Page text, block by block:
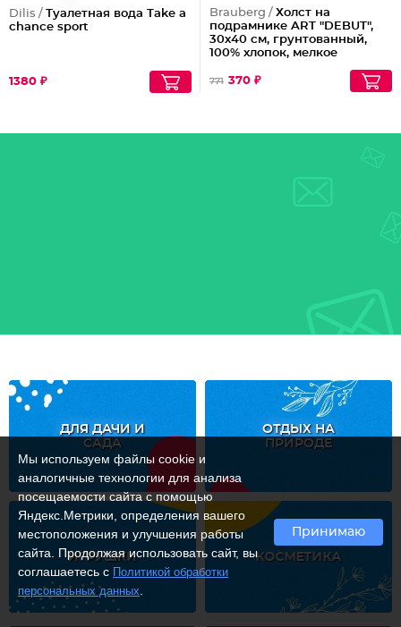
Dilis / Туалетная вода Take a
chance sport
1380 ₽
Brauberg / Холст на
подрамнике ART "DEBUT",
30х40 см, грунтованный,
100% хлопок, мелкое
Партия по 2шт
771 370 ₽
ДЛЯ ДАЧИ И
САДА
ОТДЫХ НА
ПРИРОДЕ
ИГРУШКИ КОСМЕТИКА
Мы используем файлы cookie и
аналогичные технологии для анализа
посещаемости сайта с помощью
Яндекс.Метрики, определения вашего
местоположения и улучшения работы
сайта. Продолжая использовать сайт, вы
соглашаетесь с Политикой обработки
персональных данных
Принимаю